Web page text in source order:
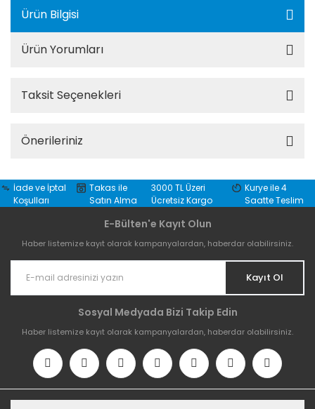
Ürün Bilgisi
Ürün Yorumları
Taksit Seçenekleri
Önerileriniz
İade ve İptal
Koşulları
Takas ile
Satın Alma
3000 TL Üzeri
Ücretsiz Kargo
Kurye ile 4
Saatte Teslim
E-Bülten'e Kayıt Olun
Haber listemize kayıt olarak kampanyalardan, haberdar olabilirsiniz.
Kayıt Ol
Sosyal Medyada Bizi Takip Edin
Haber listemize kayıt olarak kampanyalardan, haberdar olabilirsiniz.